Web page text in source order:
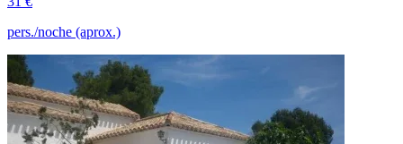
pers./noche (aprox.)